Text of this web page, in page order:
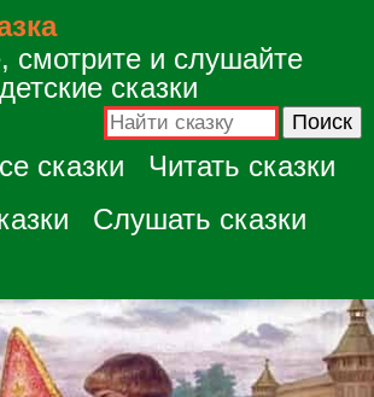
смотрите и слушайте
детские сказки
сказки
Читать сказки
Слушать сказки